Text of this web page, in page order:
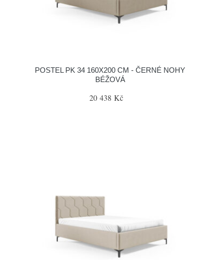
POSTEL PK 34 160X200 CM - ČERNÉ NOHY
BÉŽOVÁ
20 438 Kč